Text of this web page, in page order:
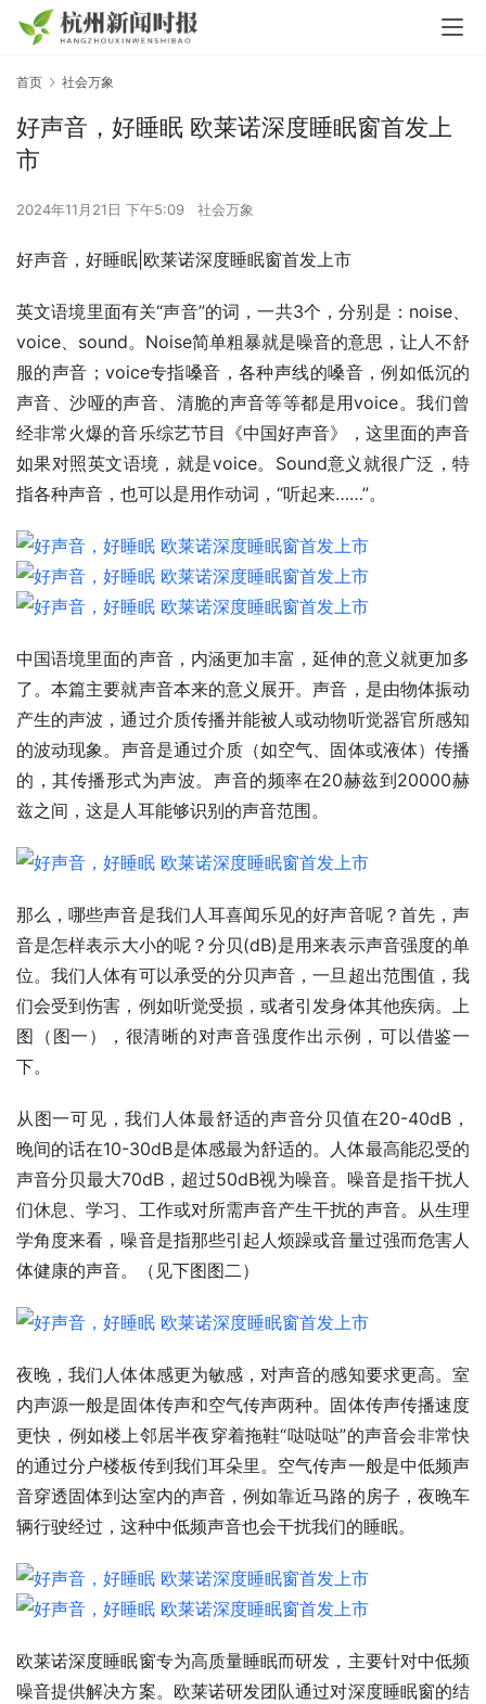
首页 社会万象
好声音，好睡眠 欧莱诺深度睡眠窗首发上
市
2024年11月21日 下午5:09 社会万象
好声音，好睡眠|欧莱诺深度睡眠窗首发上市
英文语境里面有关“声音”的词，一共3个，分别是：noise、
voice、sound。Noise简单粗暴就是噪音的意思，让人不舒
服的声音；voice专指嗓音，各种声线的嗓音，例如低沉的
声音、沙哑的声音、清脆的声音等等都是用voice。我们曾
经非常火爆的音乐综艺节目《中国好声音》，这里面的声音
如果对照英文语境，就是voice。Sound意义就很广泛，特
指各种声音，也可以是用作动词，“听起来……”。
中国语境里面的声音，内涵更加丰富，延伸的意义就更加多
了。本篇主要就声音本来的意义展开。声音，是由物体振动
产生的声波，通过介质传播并能被人或动物听觉器官所感知
的波动现象‌。声音是通过介质（如空气、固体或液体）传播
的，其传播形式为声波。声音的频率在20赫兹到20000赫
兹之间，这是人耳能够识别的声音范围。
那么，哪些声音是我们人耳喜闻乐见的好声音呢？首先，声
音是怎样表示大小的呢？分贝(dB)是用来表示声音强度的单
位。我们人体有可以承受的分贝声音，一旦超出范围值，我
们会受到伤害，例如听觉受损，或者引发身体其他疾病。上
图（图一），很清晰的对声音强度作出示例，可以借鉴一
下。
从图一可见，我们人体最舒适的声音分贝值在20-40dB，
晚间的话在10-30dB是体感最为舒适的。人体最高能忍受的
声音分贝最大70dB，超过50dB视为噪音。‌噪音是指干扰人
们休息、学习、工作或对所需声音产生干扰的声音‌。从生理
学角度来看，噪音是指那些引起人烦躁或音量过强而危害人
体健康的声音。（见下图图二）
夜晚，我们人体体感更为敏感，对声音的感知要求更高。室
内声源一般是固体传声和空气传声两种。固体传声传播速度
更快，例如楼上邻居半夜穿着拖鞋“哒哒哒”的声音会非常快
的通过分户楼板传到我们耳朵里。空气传声一般是中低频声
音穿透固体到达室内的声音，例如靠近马路的房子，夜晚车
辆行驶经过，这种中低频声音也会干扰我们的睡眠。
欧莱诺深度睡眠窗专为高质量睡眠而研发，主要针对中低频
噪音提供解决方案。欧莱诺研发团队通过对深度睡眠窗的结